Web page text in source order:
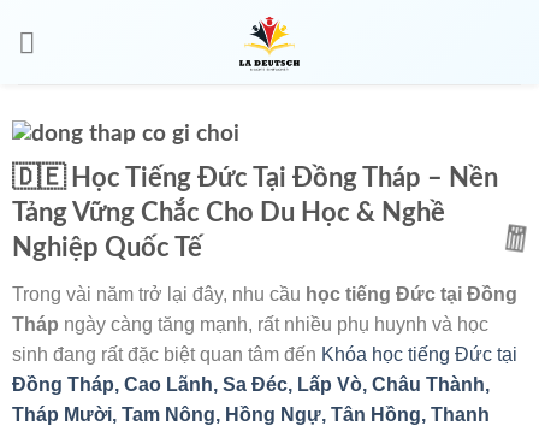
🇩🇪 Học Tiếng Đức Tại Đồng Tháp – Nền
Tảng Vững Chắc Cho Du Học & Nghề
Nghiệp Quốc Tế
Trong vài năm trở lại đây, nhu cầu học tiếng Đức tại Đồng
Tháp ngày càng tăng mạnh, rất nhiều phụ huynh và học
sinh đang rất đặc biệt quan tâm đến Khóa học tiếng Đức tại
Đồng Tháp, Cao Lãnh, Sa Đéc, Lấp Vò, Châu Thành,
Tháp Mười, Tam Nông, Hồng Ngự, Tân Hồng, Thanh